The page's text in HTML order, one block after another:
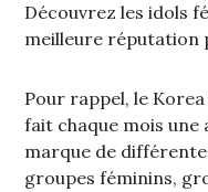
Découvrez les idols
meilleure réputation
Pour rappel, le
fait chaque mois une
marque de
groupes féminins,